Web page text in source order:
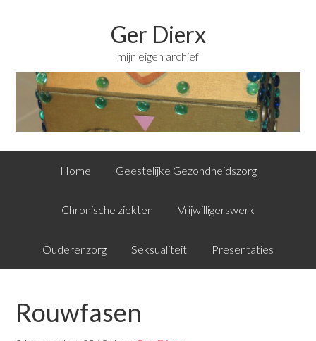
Ger Dierx
mijn eigen archief
Home Geestelijke Gezondheidszorg
Chronische ziekten Vrijwilligerswerk
Ouderenzorg Seksualiteit Presentaties
Rouwfasen